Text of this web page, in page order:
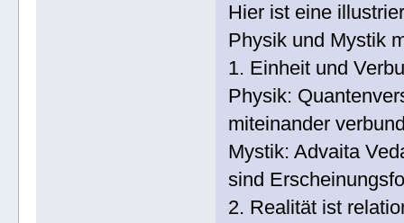
Hier ist eine
Physik und Mystik
1. Einheit und
Physik:
miteinander
Mystik: Advaita
sind
2. Realität ist